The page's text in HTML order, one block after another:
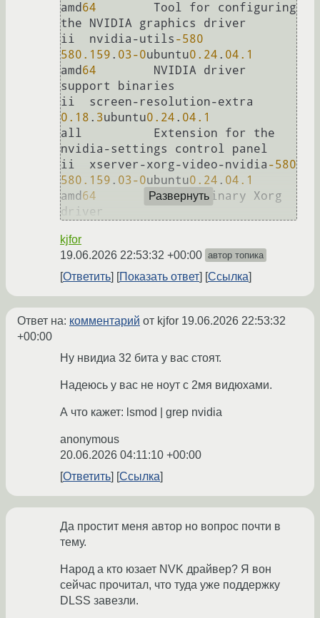
amd 64
        Tool for configuring
the NVIDIA graphics driver
ii  nvidia-utils -580
580.159 . 03-0ubuntu0.24 . 04.1
amd 64
        NVIDIA driver
support binaries
ii
0.18 . 3ubuntu0.24 . 04.1
all          Extension for the
nvidia-settings control panel
ii  xserver-xorg-video-nvidia -580
580.159 . 03-0ubuntu0.24 . 04.1
amd64
        NVIDIA binary Xorg
Развернуть
kjfor
19.06.2026 22:53:32 +00:00 автор топика
Ответить Показать ответ Ссылка
Ответ на: комментарий от kjfor 19.06.2026 22:53:32
+00:00
Ну нвидиа 32 бита у вас стоят.
Надеюсь у вас не ноут с 2мя видюхами.
А что кажет: lsmod | grep nvidia
anonymous
20.06.2026 04:11:10 +00:00
Ответить
Ссылка
Да простит меня автор но вопрос почти в
тему.
Народ а кто юзает NVK драйвер? Я вон
сейчас прочитал, что туда уже поддержку
DLSS завезли.